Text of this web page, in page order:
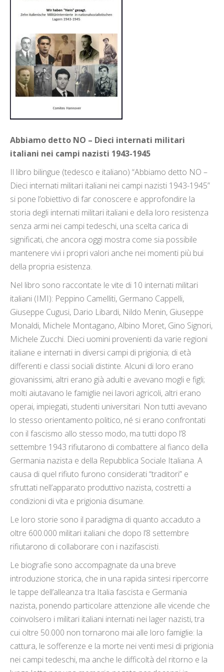
Abbiamo detto NO – Dieci internati militari
italiani nei campi nazisti 1943-1945
Il libro bilingue (tedesco e italiano) “Abbiamo detto NO –
Dieci internati militari italiani nei campi nazisti 1943-1945”
si pone l’obiettivo di far conoscere e approfondire la
storia degli internati militari italiani e della loro resistenza
senza armi nei campi tedeschi, una scelta carica di
significati, che ancora oggi mostra come sia possibile
mantenere vivi i propri valori anche nei momenti più bui
della propria esistenza.
Nel libro sono raccontate le vite di 10 internati militari
italiani (IMI): Peppino Camelliti, Germano Cappelli,
Giuseppe Cugusi, Dario Libardi, Nildo Menin, Giuseppe
Monaldi, Michele Montagano, Albino Moret, Gino Signori,
Michele Zucchi. Dieci uomini provenienti da varie regioni
italiane e internati in diversi campi di prigionia; di età
differenti e classi sociali distinte. Alcuni di loro erano
giovanissimi, altri erano già adulti e avevano mogli e figli;
molti aiutavano le famiglie nei lavori agricoli, altri erano
operai, impiegati, studenti universitari. Non tutti avevano
lo stesso orientamento politico, né si erano confrontati
con il fascismo allo stesso modo, ma tutti dopo l’8
settembre 1943 rifiutarono di combattere al fianco della
Germania nazista e della Repubblica Sociale Italiana. A
causa di quel rifiuto furono considerati “traditori” e
sfruttati nell’apparato produttivo nazista, costretti a
condizioni di vita e prigionia disumane.
Le loro storie sono il paradigma di quanto accaduto a
oltre 600.000 militari italiani che dopo l’8 settembre
rifiutarono di collaborare con i nazifascisti.
Le biografie sono accompagnate da una breve
introduzione storica, che in una rapida sintesi ripercorre
le tappe dell’alleanza tra Italia fascista e Germania
nazista, ponendo particolare attenzione alle vicende che
coinvolsero i militari italiani internati nei lager nazisti, tra
cui oltre 50.000 non tornarono mai alle loro famiglie: la
cattura, le sofferenze e la morte nei venti mesi di prigionia
nei campi tedeschi, ma anche le difficoltà del ritorno e la